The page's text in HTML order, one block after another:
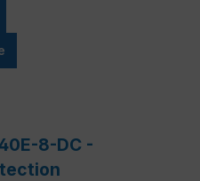
8-DC -